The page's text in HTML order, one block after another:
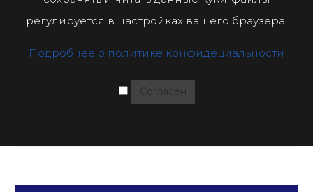
регулируется в настройках вашего браузера.
Подробнее о политике конфидециальности
Согласен